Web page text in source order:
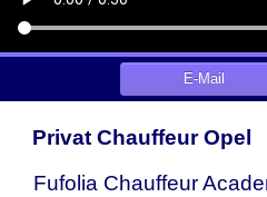
E-Mail
Privat Chauffeur Opel
Fufolia Chauffeur